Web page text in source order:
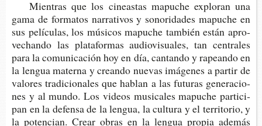
Mien­tras que los cineas­tas mapu­che explo­ran una
gama de for­ma­tos narra­ti­vos y sono­ri­da­des mapu­che en
sus pelí­cu­las, los músi­cos mapu­che tam­bién están apro­
ve­chan­do las pla­ta­for­mas audio­vi­sua­les, tan cen­tra­les
para la comu­ni­ca­ción hoy en día, can­tan­do y rapean­do en
la len­gua mater­na y crean­do nue­vas imá­ge­nes a par­tir de
valo­res tra­di­cio­na­les que hablan a las futu­ras gene­ra­cio­
nes y al mundo. Los videos musi­ca­les mapu­che par­ti­ci­
pan en la defen­sa de la len­gua, la cul­tu­ra y el terri­to­rio, y
la poten­cian. Crear obras en la len­gua pro­pia ade­más